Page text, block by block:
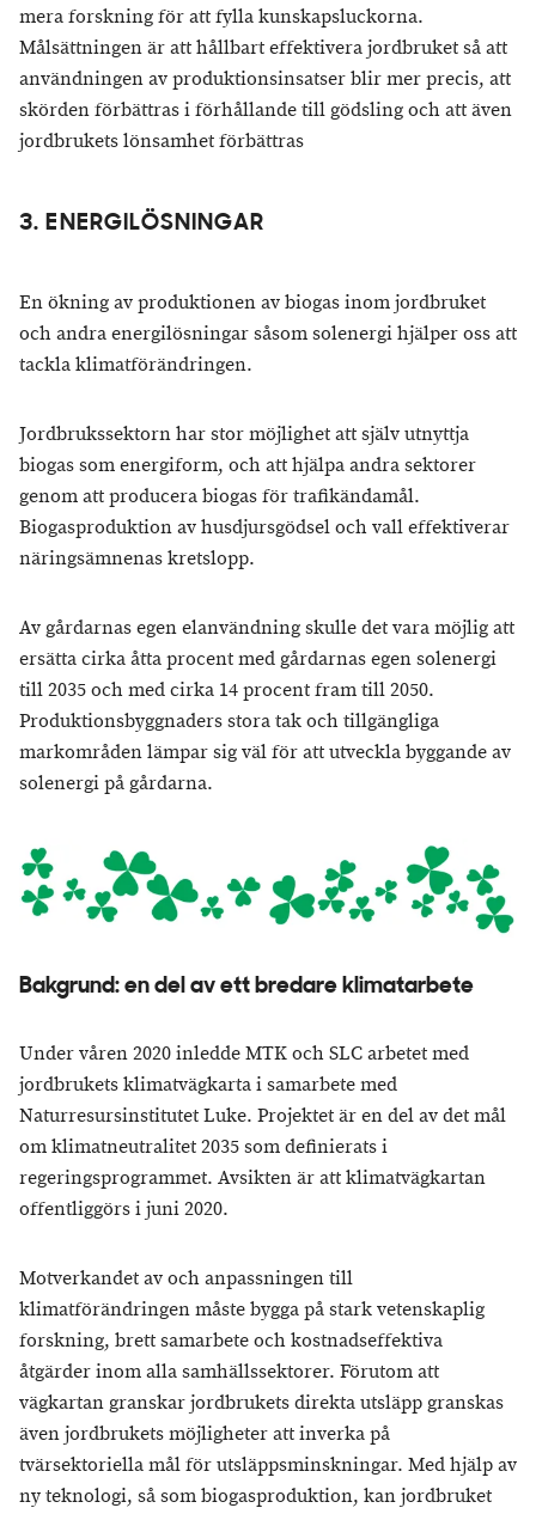
mera forskning för att fylla kunskapsluckorna.
Målsättningen är att hållbart effektivera jordbruket så att
användningen av produktionsinsatser blir mer precis, att
skörden förbättras i förhållande till gödsling och att även
jordbrukets lönsamhet förbättras
3. ENERGILÖSNINGAR
En ökning av produktionen av biogas inom jordbruket
och andra energilösningar såsom solenergi hjälper oss att
tackla klimatförändringen.
Jordbrukssektorn har stor möjlighet att själv utnyttja
biogas som energiform, och att hjälpa andra sektorer
genom att producera biogas för trafikändamål.
Biogasproduktion av husdjursgödsel och vall effektiverar
näringsämnenas kretslopp.
Av gårdarnas egen elanvändning skulle det vara möjlig att
ersätta cirka åtta procent med gårdarnas egen solenergi
till 2035 och med cirka 14 procent fram till 2050.
Produktionsbyggnaders stora tak och tillgängliga
markområden lämpar sig väl för att utveckla byggande av
solenergi på gårdarna.
Bakgrund: en del av ett bredare klimatarbete
Under våren 2020 inledde MTK och SLC arbetet med
jordbrukets klimatvägkarta i samarbete med
Naturresursinstitutet Luke. Projektet är en del av det mål
om klimatneutralitet 2035 som definierats i
regeringsprogrammet. Avsikten är att klimatvägkartan
offentliggörs i juni 2020.
Motverkandet av och anpassningen till
klimatförändringen måste bygga på stark vetenskaplig
forskning, brett samarbete och kostnadseffektiva
åtgärder inom alla samhällssektorer. Förutom att
vägkartan granskar jordbrukets direkta utsläpp granskas
även jordbrukets möjligheter att inverka på
tvärsektoriella mål för utsläppsminskningar. Med hjälp av
ny teknologi, så som biogasproduktion, kan jordbruket